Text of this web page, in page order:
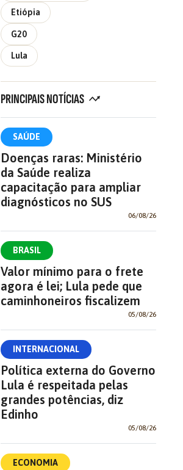
Etiópia
G20
Lula
PRINCIPAIS NOTÍCIAS
SAÚDE
Doenças raras: Ministério
da Saúde realiza
capacitação para ampliar
diagnósticos no SUS
06/08/26
BRASIL
Valor mínimo para o frete
agora é lei; Lula pede que
caminhoneiros fiscalizem
05/08/26
INTERNACIONAL
Política externa do Governo
Lula é respeitada pelas
grandes potências, diz
Edinho
05/08/26
ECONOMIA